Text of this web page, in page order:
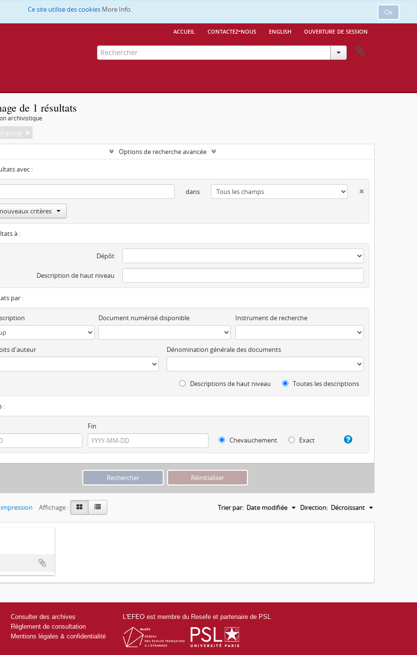
Ok
Ce site utilise des cookies More Info.
accueil contactez-nous english ouverture de session
de 1 résultats
archivistique
group
Options de recherche avancée
avec :
dans
critères
à :
Dépôt
Description de haut niveau
par :
Document numérisé disponible Instrument de recherche
d'auteur Dénomination générale des documents
Descriptions de haut niveau Toutes les descriptions
:
Fin
Chevauchement
Exact
Affichage : Trier par: Date modifiée Direction: Décroissant
Consulter des archives
Règlement de consultation
Mentions légales & confidentialité
L'EFEO est membre du Resefe et partenaire de PSL